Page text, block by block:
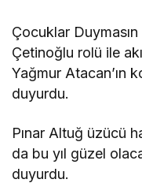
Çocuklar
Çetinoğlu rolü ile
Yağmur Atacan’ın
duyurdu.
Pınar Altuğ üzücü
da bu yıl güzel
duyurdu.